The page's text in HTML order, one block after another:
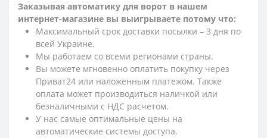
Заказывая автоматику для ворот в нашем
интернет-магазине вы выигрываете потому что:
Максимальный срок доставки посылки – 3 дня по
всей Украине.
Мы работаем со всеми регионами страны.
Вы можете мгновенно оплатить покупку через
Приват24 или наложенным платежом. Также
оплата может производиться наличкой или
безналичными с НДС расчетом.
У нас самые оптимальные цены на
автоматические системы доступа.